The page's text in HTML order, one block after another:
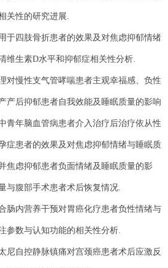
关性的研究进展.
于四肢骨折患者的效果及对焦虑抑郁情绪
维生素D水平和抑郁症相关性分析.
对慢性支气管哮喘患者主观幸福感、负性
产后抑郁患者自我效能及睡眠质量的影响
青年脑血管病患者介入治疗后治疗依从性
症患者的效果及对焦虑抑郁情绪与睡眠质
焦虑抑郁患者负面情绪及睡眠质量的影
与腹部手术患者术后恢复情况.
肠内营养干预对胃癌化疗患者负性情绪与
参数与认知功能的相关性分析.
尼自控静脉镇痛对宫颈癌患者术后应激反